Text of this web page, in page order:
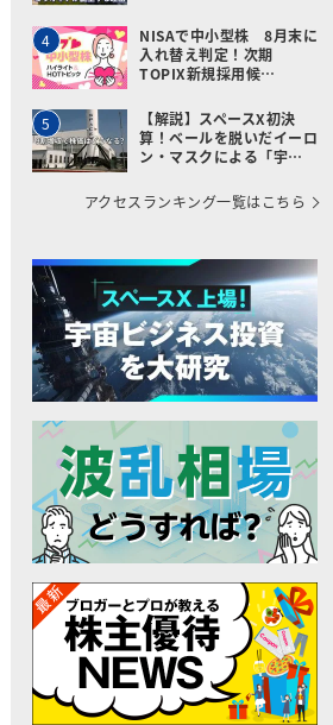
4
NISAで中小型株 8月末に
入れ替え判定！次期
TOPIX新規採用候…
5
【解説】スペースX初決
算！ベールを脱いだイーロ
ン・マスクによる「宇…
アクセスランキング一覧はこちら